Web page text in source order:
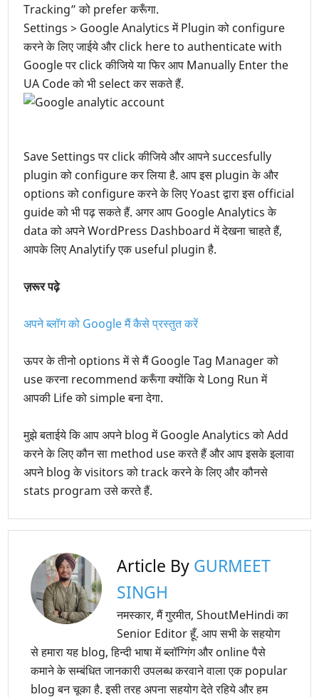
Tracking” को prefer करूँगा.
Settings > Google Analytics में Plugin को configure
करने के लिए जाईये और click here to authenticate with
Google पर click कीजिये या फिर आप Manually Enter the
UA Code को भी select कर सकते हैं.
Save Settings पर click कीजिये और आपने succesfully
plugin को configure कर लिया है. आप इस plugin के और
options को configure करने के लिए Yoast द्वारा इस official
guide को भी पढ़ सकते हैं. अगर आप Google Analytics के
data को अपने WordPress Dashboard में देखना चाहते हैं,
आपके लिए Analytify एक useful plugin है.
ज़रूर पढ़े
अपने ब्लॉग को Google मैं कैसे प्रस्तुत करें
ऊपर के तीनो options में से मैं Google Tag Manager को
use करना recommend करूँगा क्योंकि ये Long Run में
आपकी Life को simple बना देगा.
मुझे बताईये कि आप अपने blog में Google Analytics को Add
करने के लिए कौन सा method use करते हैं और आप इसके इलावा
अपने blog के visitors को track करने के लिए और कौनसे
stats program उसे करते हैं.
Article By GURMEET
SINGH
नमस्कार, मैं गुरमीत, ShoutMeHindi का
Senior Editor हूँ. आप सभी के सहयोग
से हमारा यह blog, हिन्दी भाषा में ब्लॉग्गिंग और online पैसे
कमाने के सम्बंधित जानकारी उपलब्ध करवाने वाला एक popular
blog बन चूका है. इसी तरह अपना सहयोग देते रहिये और हम